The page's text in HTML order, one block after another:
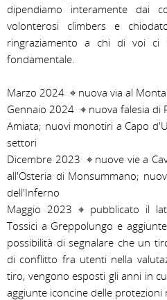
dipendiamo interamente dai
volonterosi climbers e
ringraziamento a chi di voi ci
fondamentale.
Marzo 2024  ⌖ nuova via al
Gennaio 2024  ⌖ nuova falesia di
Amiata; nuovi monotiri a Capo
settori
Dicembre 2023  ⌖ nuove vie a
all'Osteria di Monsummano;
dell'Inferno
Maggio 2023 ⌖ pubblicato il
Tossici a Greppolungo e
possibilità di segnalare che un
di conflitto fra utenti nella
tiro, vengono esposti gli anni in
aggiunte iconcine delle protezioni